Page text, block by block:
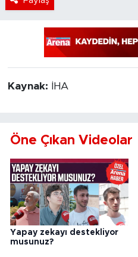
Kaynak: İHA
Öne Çıkan Videolar
Yapay zekayı destekliyor
musunuz?